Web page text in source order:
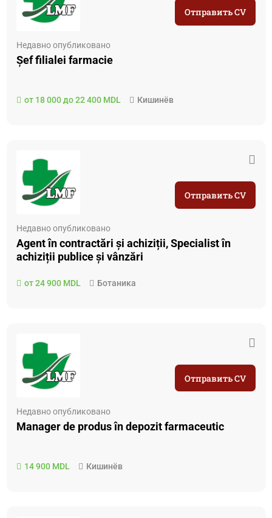
Недавно опубликовано
Șef filialei farmacie
от 18 000 до 22 400 MDL Кишинёв
Отправить CV
Недавно опубликовано
Agent în contractări și achiziții, Specialist în
achiziții publice și vânzări
от 24 900 MDL Ботаника
Отправить CV
Недавно опубликовано
Manager de produs în depozit farmaceutic
14 900 MDL Кишинёв
Отправить CV